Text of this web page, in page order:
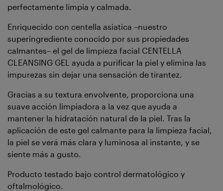
perfectamente limpia y calmada.
Enriquecido con centella asiatica –nuestro
superingrediente conocido por sus propiedades
calmantes– el gel de limpieza facial CENTELLA
CLEANSING GEL ayuda a purificar la piel y elimina las
impurezas sin dejar una sensación de tirantez.
Gracias a su textura envolvente, proporciona una
suave acción limpiadora a la vez que ayuda a
mantener la hidratación natural de la piel. Tras la
aplicación de este gel calmante para la limpieza facial,
la piel se verá más clara y luminosa al instante, y se
siente más a gusto.
Producto testado bajo control dermatológico y
oftalmológico.